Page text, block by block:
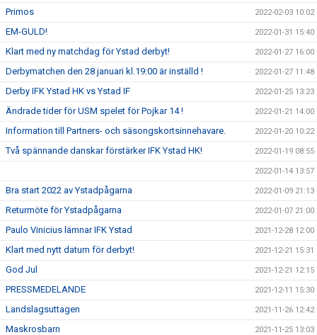
Primos 2022-02-03 10:02
EM-GULD! 2022-01-31 15:40
Klart med ny matchdag för Ystad derbyt! 2022-01-27 16:00
Derbymatchen den 28 januari kl.19:00 är inställd ! 2022-01-27 11:48
Derby IFK Ystad HK vs Ystad IF 2022-01-25 13:23
Ändrade tider för USM spelet för Pojkar 14 ! 2022-01-21 14:00
Information till Partners- och säsongskortsinnehavare. 2022-01-20 10:22
Två spännande danskar förstärker IFK Ystad HK! 2022-01-19 08:55
2022-01-14 13:57
Bra start 2022 av Ystadpågarna 2022-01-09 21:13
Returmöte för Ystadpågarna 2022-01-07 21:00
Paulo Vinicius lämnar IFK Ystad 2021-12-28 12:00
Klart med nytt datum för derbyt! 2021-12-21 15:31
God Jul 2021-12-21 12:15
PRESSMEDELANDE 2021-12-11 15:30
Landslagsuttagen 2021-11-26 12:42
Maskrosbarn 2021-11-25 13:03